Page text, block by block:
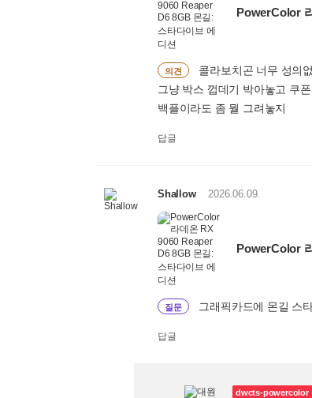
PowerColor
의견
콜라보치곤 너무 성의
그냥 박스 껍데기 박아놓고 쿠폰
백플이라도 좀 뭘 그려놓지
답글
Shallow 2026.06.09.
PowerColor
질문 그래픽카드에 몬길 스
답글
dwcts-powercolor